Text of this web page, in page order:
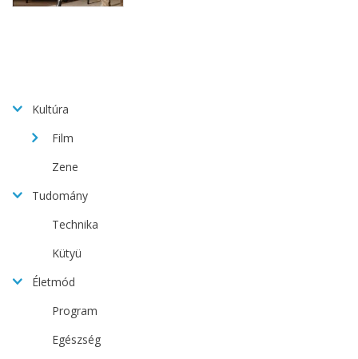
Kultúra
Film
Zene
Tudomány
Technika
Kütyü
Életmód
Program
Egészség